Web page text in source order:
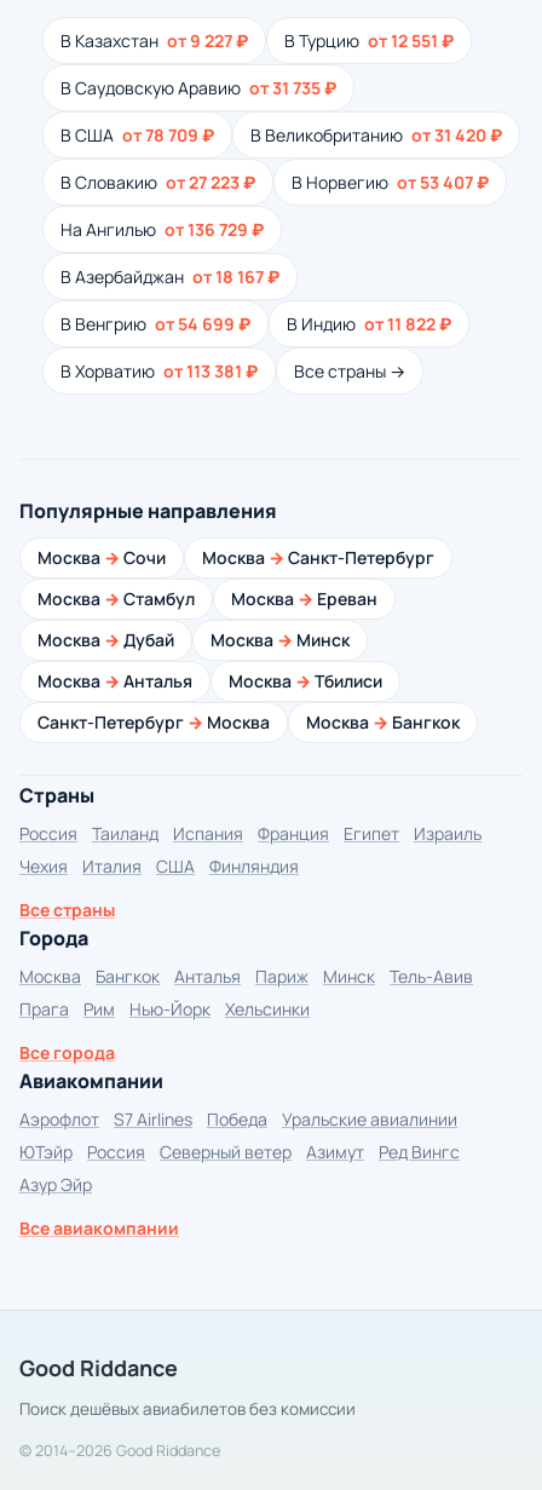
В Казахстан от 9 227 ₽ В Турцию от 12 551 ₽
В Саудовскую Аравию от 31 735 ₽
В США от 78 709 ₽ В Великобританию от 31 420 ₽
В Словакию от 27 223 ₽ В Норвегию от 53 407 ₽
На Ангилью от 136 729 ₽
В Азербайджан от 18 167 ₽
В Венгрию от 54 699 ₽ В Индию от 11 822 ₽
В Хорватию от 113 381 ₽ Все страны →
Популярные направления
Москва → Сочи Москва → Санкт-Петербург
Москва → Стамбул Москва → Ереван
Москва → Дубай Москва → Минск
Москва → Анталья Москва → Тбилиси
Санкт-Петербург → Москва Москва → Бангкок
Страны
Россия Таиланд Испания Франция Египет
Израиль
Чехия
Италия США
Финляндия
Все страны
Города
Москва Бангкок Анталья Париж Минск
Тель-Авив
Прага
Рим Нью-Йорк
Хельсинки
Все города
Авиакомпании
Аэрофлот S7 Airlines Победа
Уральские авиалинии
ЮТэйр
Россия Северный ветер Азимут
Ред Вингс
Азур Эйр
Все авиакомпании
Good Riddance
Поиск дешёвых авиабилетов без комиссии
© 2014–2026 Good Riddance